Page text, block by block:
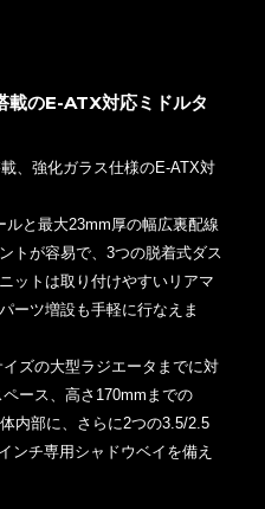
のE-ATX対応ミドルタ
、強化ガラス仕様のE-ATX対
と最大23mm厚の幅広裏配線
トが容易で、3つの脱着式ダス
ットは取り付けやすいリアマ
ーツ増設も手軽に行なえま
ズの大型ラジエータまでに対
ース、高さ170mmまでの
内部に、さらに2つの3.5/2.5
ンチ専用シャドウベイを備え